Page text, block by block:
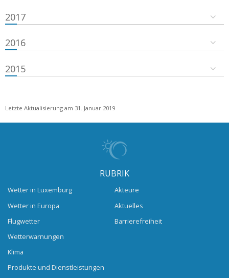
2017
2016
2015
Letzte Aktualisierung am 31. Januar 2019
RUBRIK
Wetter in Luxemburg
Wetter in Europa
Flugwetter
Wetterwarnungen
Klima
Produkte und Dienstleistungen
Akteure
Aktuelles
Barrierefreiheit